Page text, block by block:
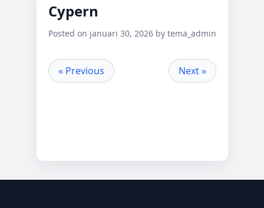
Cypern
Posted on januari 30, 2026 by tema_admin
« Previous Next »